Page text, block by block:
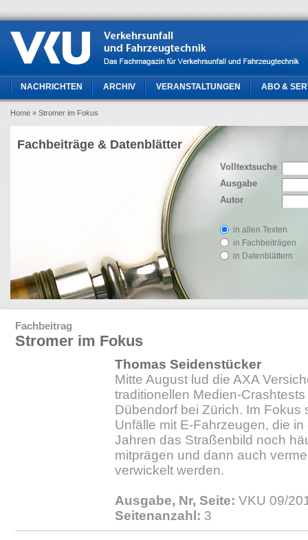
NACHRICHTEN ARCHIV VERANSTALTUNGEN ABO &
Home » Stromer im Fokus
Volltextsuche
Ausgabe
Autor
in allen Texten
in Fachbeiträgen
in Datenblättern
Fachbeiträge & Datenblätter
Fachbeitrag
Stromer im Fokus
Thomas Seidenstücker
Mitte August lud die AXA
traditionellen Medien-
Dübendorf bei Zürich. Im Fokus
Unfälle mit E-Fahrzeugen, die
Jahren das Straßenbild noch
mitprägen und dann auch
verwickelt werden.
Ausgabe, Nr, Seite: VKU 09/
Seitenanzahl: 3